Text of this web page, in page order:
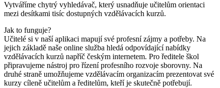
Vytváříme chytrý vyhledávač, který usnadňuje učitelům orientaci
mezi desítkami tisíc dostupných vzdělávacích kurzů.
Jak to funguje?
Učitelé si v naší aplikaci mapují své profesní zájmy a potřeby. Na
jejich základě naše online služba hledá odpovídající nabídky
vzdělávacích kurzů napříč českým internetem. Pro ředitele škol
připravujeme nástroj pro řízení profesního rozvoje sborovny. Na
druhé straně umožňujeme vzdělávacím organizacím prezentovat své
kurzy cíleně učitelům a ředitelům, kteří je skutečně potřebují.